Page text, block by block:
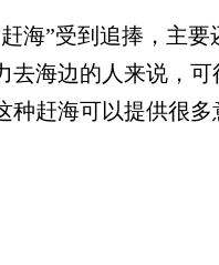
”受到追捧，主要
去海边的人来说，
种赶海可以提供很